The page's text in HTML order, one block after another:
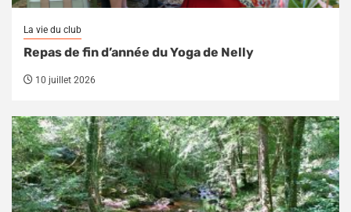
La vie du club
Repas de fin d’année du Yoga de Nelly
10 juillet 2026